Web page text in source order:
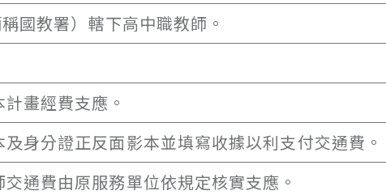
國教署）轄下高中職教師。
畫經費支應。
身分證正反面影本並填寫收據以利支付交通費。
通費由原服務單位依規定核實支應。